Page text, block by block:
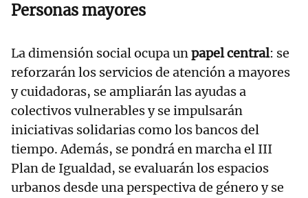
Personas mayores
La dimensión social ocupa unpapel central: se
reforzarán los servicios de atención a mayores
y cuidadoras, se ampliarán las ayudas a
colectivos vulnerables y se impulsarán
iniciativas solidarias como los bancos del
tiempo. Además, se pondrá en marcha el III
Plan de Igualdad, se evaluarán los espacios
urbanos desde una perspectiva de género y se